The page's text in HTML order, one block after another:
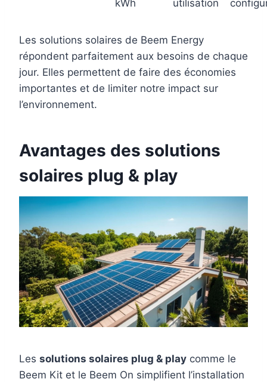
kWh utilisation
Les solutions solaires de Beem Energy
répondent parfaitement aux besoins de chaque
jour. Elles permettent de faire des économies
importantes et de limiter notre impact sur
l’environnement.
Avantages des solutions
solaires plug & play
Les solutions solaires plug & play comme le
Beem Kit et le Beem On simplifient l’installation